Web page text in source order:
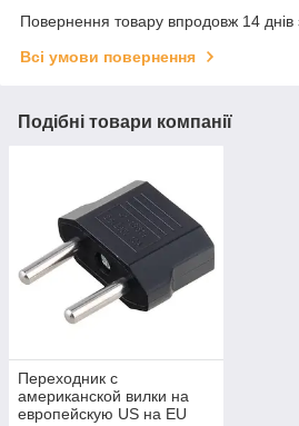
Повернення товару впродовж 14 днів
Всі умови повернення
Подібні товари компанії
Переходник с
американской вилки на
европейскую US на EU